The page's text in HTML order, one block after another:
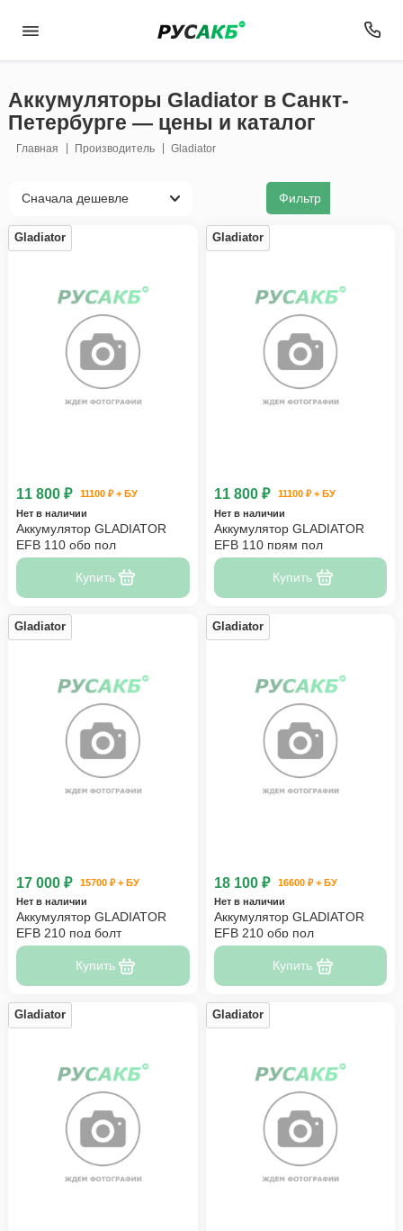
Аккумуляторы Gladiator в Санкт-
Петербурге — цены и каталог
Главная Производитель Gladiator
Фильтр
Gladiator
11 800 ₽
11100 ₽ + БУ
Нет в наличии
Аккумулятор GLADIATOR
EFB 110 обр пол
Купить
Gladiator
11 800 ₽
11100 ₽ + БУ
Нет в наличии
Аккумулятор GLADIATOR
EFB 110 прям пол
Купить
Gladiator
17 000 ₽
15700 ₽ + БУ
Нет в наличии
Аккумулятор GLADIATOR
EFB 210 под болт
Купить
Gladiator
18 100 ₽
16600 ₽ + БУ
Нет в наличии
Аккумулятор GLADIATOR
EFB 210 обр пол
Купить
Gladiator Gladiator